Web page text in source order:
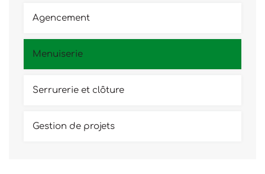
Agencement
Menuiserie
Serrurerie et clôture
Gestion de projets